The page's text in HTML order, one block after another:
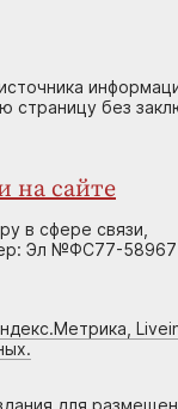
страницу без
на сайте
в сфере связи,
Эл №ФС77-58967
для